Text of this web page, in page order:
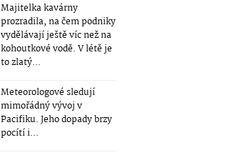
Majitelka kavárny
prozradila, na čem podniky
vydělávají ještě víc než na
kohoutkové vodě. V létě je
to zlatý...
Meteorologové sledují
mimořádný vývoj v
Pacifiku. Jeho dopady brzy
pocítí i...